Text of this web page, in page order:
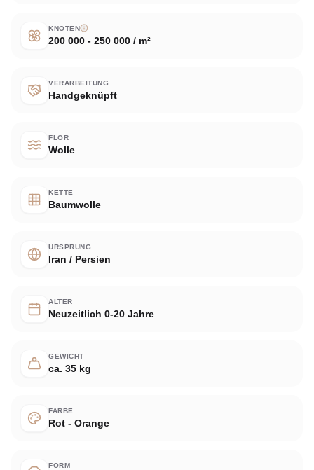
KNOTEN
200 000 - 250 000 / m²
VERARBEITUNG
Handgeknüpft
FLOR
Wolle
KETTE
Baumwolle
URSPRUNG
Iran / Persien
ALTER
Neuzeitlich 0-20 Jahre
GEWICHT
ca. 35 kg
FARBE
Rot - Orange
FORM